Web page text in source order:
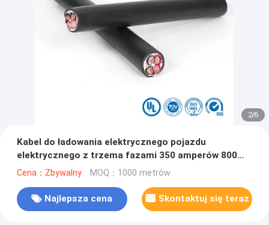
2/6
Kabel do ładowania elektrycznego pojazdu
elektrycznego z trzema fazami 350 amperów 800
rolki
Cena：Zbywalny MOQ：1000 metrów
Najlepsza cena Skontaktuj się teraz